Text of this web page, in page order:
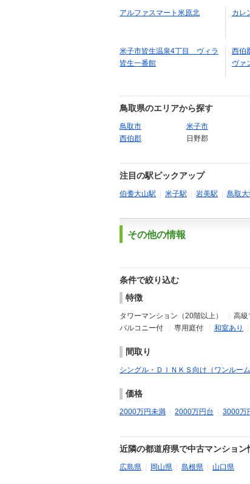
アルファスマート米原北 カレ
米子市皆生温泉4丁目 ヴィラ
皆生一番館
西伯
ヴァ
鳥取県のエリアから探す
鳥取市 米子市
西伯郡
日野郡
注目の駅ピックアップ
伯耆大山駅 米子駅 岩美駅 鳥取
その他の情報
条件で絞り込む
特徴
タワーマンション（20階以上） 高級
バルコニー付
専用庭付 和室あり
間取り
シングル・ＤＩＮＫＳ向け（ワンルー
価格
2000万円未満 2000万円台 3000万
近隣の都道府県で中古マンション
広島県 岡山県 島根県 山口県